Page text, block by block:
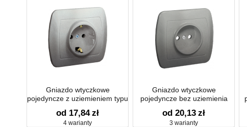
Gniazdo wtyczkowe
pojedyncze z uziemieniem typu
od 17,84 zł
4 warianty
Gniazdo wtyczkowe
pojedyncze bez uziemienia
od 20,13 zł
3 warianty